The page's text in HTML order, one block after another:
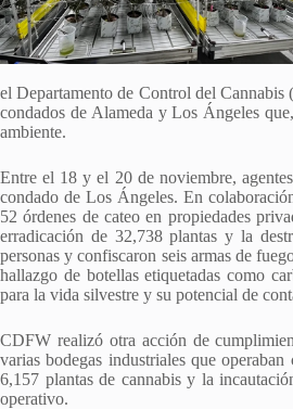
el Departamento de Control del
condados de Alameda y Los Ángeles
ambiente.
Entre el 18 y el 20 de noviembre,
condado de Los Ángeles. En
52 órdenes de cateo en propiedades
erradicación de 32,738 plantas y la
personas y confiscaron seis armas de
hallazgo de botellas etiquetadas como
para la vida silvestre y su potencial de
CDFW realizó otra acción de
varias bodegas industriales que
6,157 plantas de cannabis y la
operativo.